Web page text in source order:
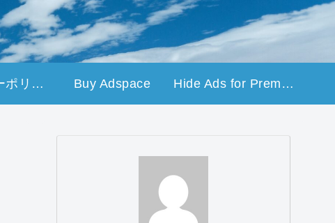
プライバシーポリシー Buy Adspace Hide Ads for Premium Members